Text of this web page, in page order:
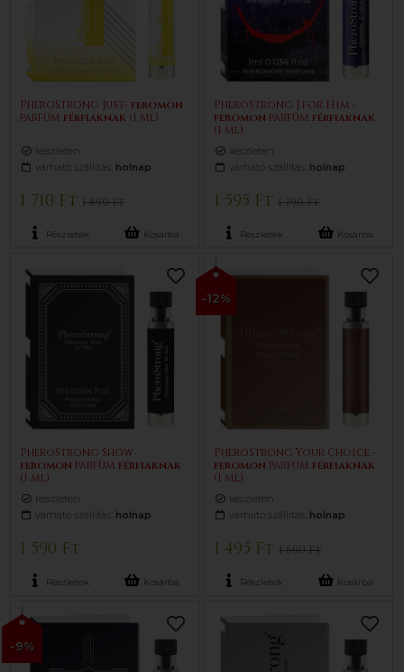
PheroStrong Just- feromon
parfüm férfiaknak (1 ml)
készleten
várható szállítás: holnap
1 710 Ft1 890 Ft
Részletek Kosárba
PheroStrong J for Him -
feromon parfüm férfiaknak
(1 ml)
készleten
várható szállítás: holnap
1 595 Ft1 790 Ft
Részletek Kosárba
PheroStrong Show-
feromon parfüm férfiaknak
(1 ml)
készleten
várható szállítás: holnap
1 590 Ft
Részletek Kosárba
-12%
PheroStrong Your Choice -
feromon parfüm férfiaknak
(1 ml)
készleten
várható szállítás: holnap
1 495 Ft1 690 Ft
Részletek Kosárba
-9%